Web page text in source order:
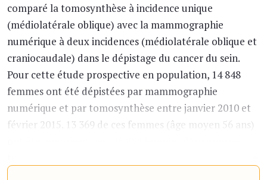
comparé la tomosynthèse à incidence unique
(médiolatérale oblique) avec la mammographie
numérique à deux incidences (médiolatérale oblique et
craniocaudale) dans le dépistage du cancer du sein.
Pour cette étude prospective en population, 14 848
femmes ont été dépistées par mammographie
numérique et par tomosynthèse entre janvier 2010 et
février 2015. 13 369 de ces femmes (âge moyen 56 ans)